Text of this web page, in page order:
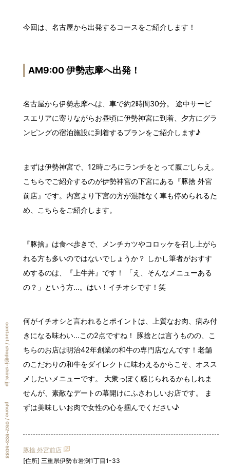
contact /
shop@j-shink.jp
phone /
052-933-5088
今回は、名古屋から出発するコースをご紹介します！
AM9:00 伊勢志摩へ出発！
名古屋から伊勢志摩へは、車で約2時間30分。 途中サービ
スエリアに寄りながらお昼頃に伊勢神宮に到着、夕方にグラ
ンピングの宿泊施設に到着するプランをご紹介します♪
まずは伊勢神宮で、12時ごろにランチをとって腹ごしらえ。
こちらでご紹介するのが伊勢神宮の下宮にある『豚捨 外宮
前店』です。内宮より下宮の方が混雑なく車も停められるた
め、こちらをご紹介します。
『豚捨』は食べ歩きで、メンチカツやコロッケを召し上がら
れる方も多いのではないでしょうか？ しかし筆者がおすす
めするのは、『上牛丼』です！ 「え、そんなメニューある
の？」という方…。はい！イチオシです！笑
何がイチオシと言われるとポイントは、上質なお肉、病み付
きになる味わい…この2点ですね！ 豚捨とは言うものの、こ
ちらのお店は明治42年創業の和牛の専門店なんです！老舗
のこだわりの和牛をダイレクトに味わえるからこそ、オスス
メしたいメニューです。 大衆っぽく感じられるかもしれま
せんが、素敵なデートの幕開けにふさわしいお店です。 ま
ずは美味しいお肉で女性の心を掴んでください♪
豚捨 外宮前店
[住所] 三重県伊勢市岩渕1丁目1-33